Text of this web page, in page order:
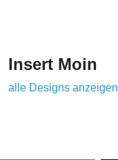
Insert Moin
alle Designs anzeigen